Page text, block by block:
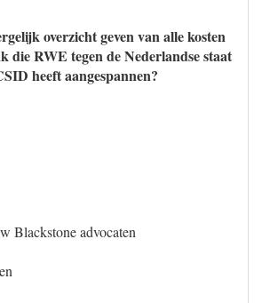
overzicht geven van alle kosten
die RWE tegen de Nederlandse staat
heeft aangespannen?
Blackstone advocaten